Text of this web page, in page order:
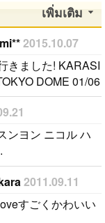
เพิ่มเติม
2015.10.07
きました! KARASI
DOME 01/06
コンサートはKAR
ンヨン ニコル ハ
2011.09.11
すごくかわいい